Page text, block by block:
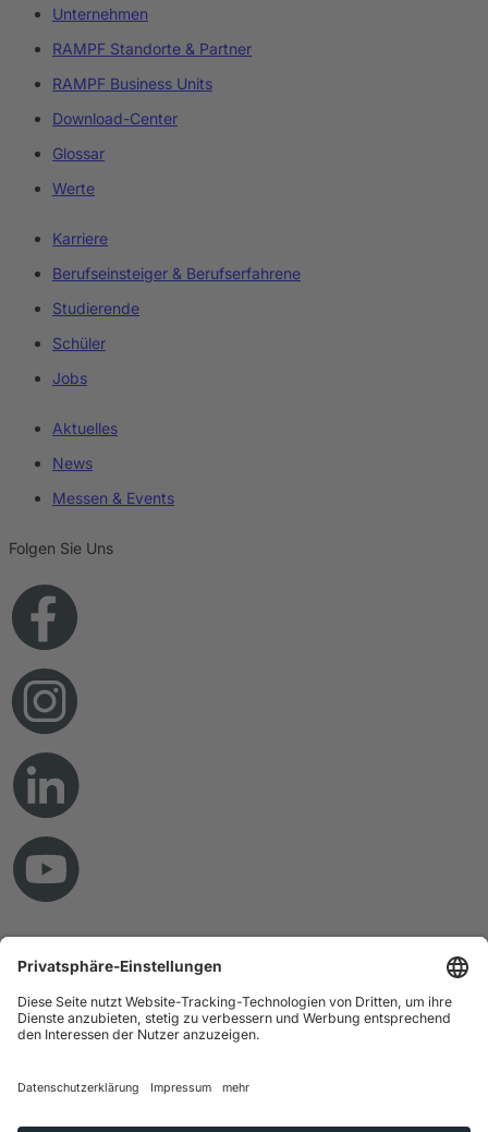
Unternehmen
RAMPF Standorte & Partner
RAMPF Business Units
Download-Center
Glossar
Werte
Karriere
Berufseinsteiger & Berufserfahrene
Studierende
Schüler
Jobs
Aktuelles
News
Messen & Events
Folgen Sie Uns
Impressum
Datenschutz